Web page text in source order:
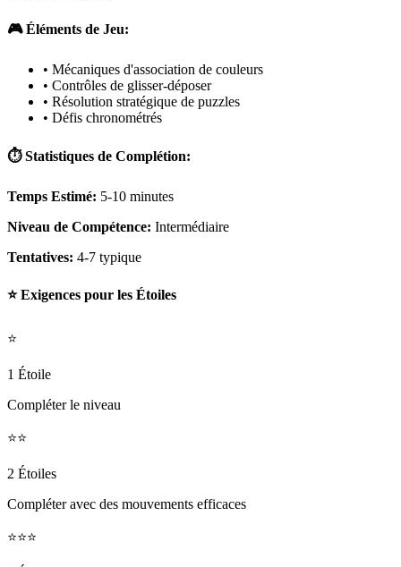
🎮 Éléments de Jeu:
• Mécaniques d'association de couleurs
• Contrôles de glisser-déposer
• Résolution stratégique de puzzles
• Défis chronométrés
⏱️ Statistiques de Complétion:
Temps Estimé: 5-10 minutes
Niveau de Compétence: Intermédiaire
Tentatives: 4-7 typique
⭐ Exigences pour les Étoiles
⭐
1 Étoile
Compléter le niveau
⭐⭐
2 Étoiles
Compléter avec des mouvements efficaces
⭐⭐⭐